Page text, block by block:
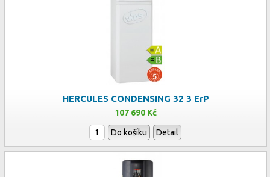
HERCULES CONDENSING 32 3 ErP
107 690 Kč
Do košíku Detail